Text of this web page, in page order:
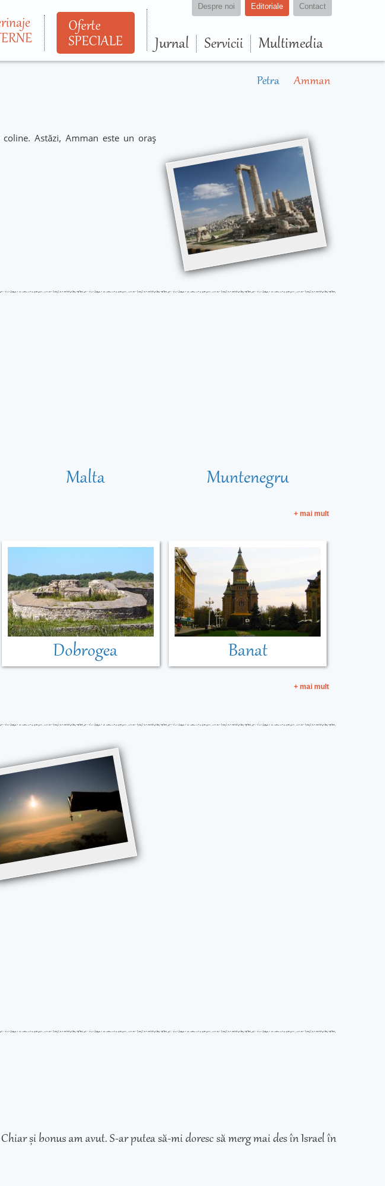
Oferte
SPECIALE
Despre noi Editoriale Contact
Jurnal Servicii Multimedia
Petra Amman
Astăzi, Amman este un oraș
Malta Muntenegru
+ mai mult
Dobrogea Banat
+ mai mult
și bonus am avut. S-ar putea să-mi doresc să merg mai des în Israel în